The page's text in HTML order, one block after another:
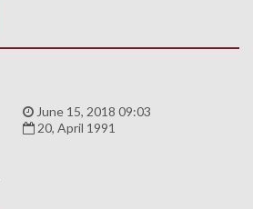
June 15, 2018 09:03
20, April 1991